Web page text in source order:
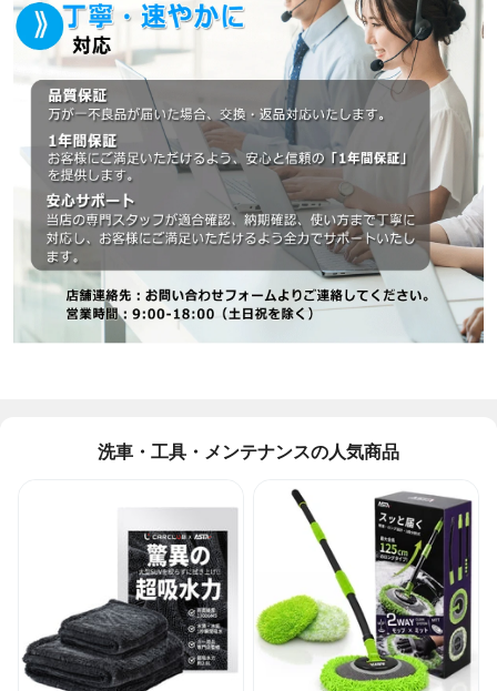
洗車・工具・メンテナンスの人気商品